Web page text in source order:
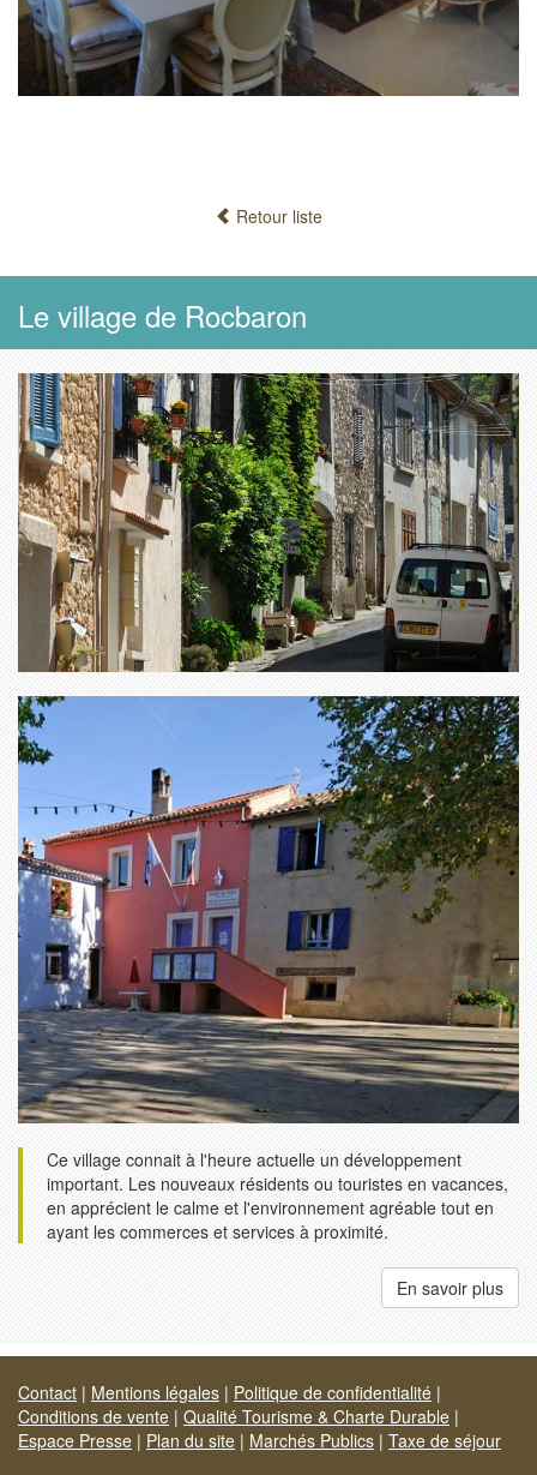
Retour liste
Le village de Rocbaron
Ce village connait à l'heure actuelle un développement
important. Les nouveaux résidents ou touristes en vacances,
en apprécient le calme et l'environnement agréable tout en
ayant les commerces et services à proximité.
En savoir plus
Contact | Mentions légales | Politique de confidentialité |
Conditions de vente | Qualité Tourisme & Charte Durable |
Espace Presse | Plan du site | Marchés Publics | Taxe de séjour